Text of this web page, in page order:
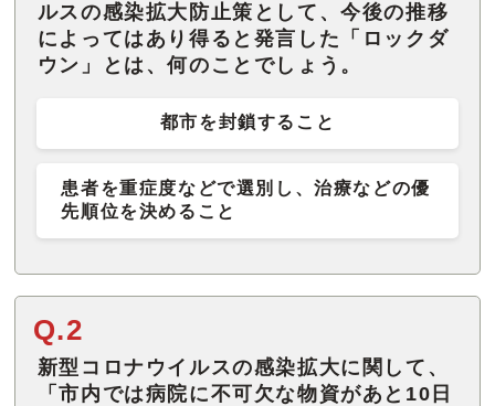
ルスの感染拡大防止策として、今後の推移
によってはあり得ると発言した「ロックダ
ウン」とは、何のことでしょう。
都市を封鎖すること
患者を重症度などで選別し、治療などの優
先順位を決めること
Q.2
新型コロナウイルスの感染拡大に関して、
「市内では病院に不可欠な物資があと10日